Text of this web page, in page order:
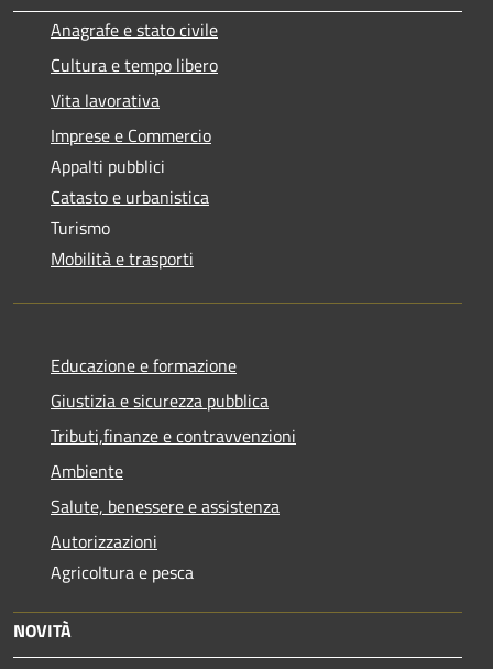
Anagrafe e stato civile
Cultura e tempo libero
Vita lavorativa
Imprese e Commercio
Appalti pubblici
Catasto e urbanistica
Turismo
Mobilità e trasporti
Educazione e formazione
Giustizia e sicurezza pubblica
Tributi,finanze e contravvenzioni
Ambiente
Salute, benessere e assistenza
Autorizzazioni
Agricoltura e pesca
NOVITÀ